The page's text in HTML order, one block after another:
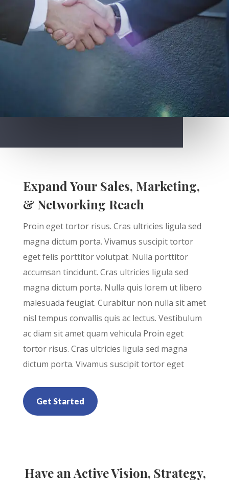
Expand Your Sales, Marketing,
& Networking Reach
Proin eget tortor risus. Cras ultricies ligula sed
magna dictum porta. Vivamus suscipit tortor
eget felis porttitor volutpat. Nulla porttitor
accumsan tincidunt. Cras ultricies ligula sed
magna dictum porta. Nulla quis lorem ut libero
malesuada feugiat. Curabitur non nulla sit amet
nisl tempus convallis quis ac lectus. Vestibulum
ac diam sit amet quam vehicula Proin eget
tortor risus. Cras ultricies ligula sed magna
dictum porta. Vivamus suscipit tortor eget
Get Started
Have an Active Vision, Strategy,